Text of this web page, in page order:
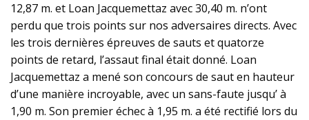
12,87 m. et Loan Jacquemettaz avec 30,40 m. n’ont
perdu que trois points sur nos adversaires directs. Avec
les trois dernières épreuves de sauts et quatorze
points de retard, l’assaut final était donné. Loan
Jacquemettaz a mené son concours de saut en hauteur
d’une manière incroyable, avec un sans-faute jusqu’ à
1,90 m. Son premier échec à 1,95 m. a été rectifié lors du